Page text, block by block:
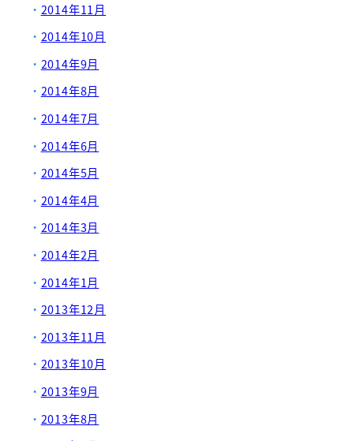
2014年11月
2014年10月
2014年9月
2014年8月
2014年7月
2014年6月
2014年5月
2014年4月
2014年3月
2014年2月
2014年1月
2013年12月
2013年11月
2013年10月
2013年9月
2013年8月